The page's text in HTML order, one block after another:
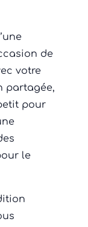
de
votre
partagée,
pour
le